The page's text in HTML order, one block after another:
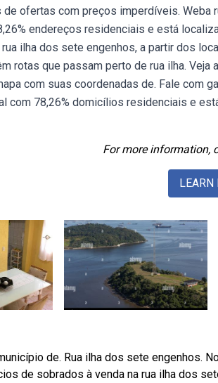
de ofertas com preços imperdíveis. Weba
endereços residenciais e está
ilha dos sete engenhos, a partir dos
rotas que passam perto de rua ilha.
com suas coordenadas de. Fale com
com 78,26% domicílios residenciais e
For more information,
LEARN
de. Rua ilha dos sete engenhos.
de sobrados à venda na rua ilha dos